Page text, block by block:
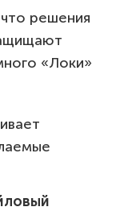
решения
«Локи»